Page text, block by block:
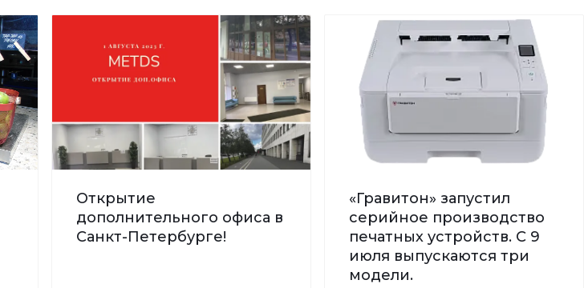
Открытие
дополнительного офиса в
Санкт-Петербурге!
«Гравитон» запустил
серийное производство
печатных устройств. С 9
июля выпускаются три
модели.